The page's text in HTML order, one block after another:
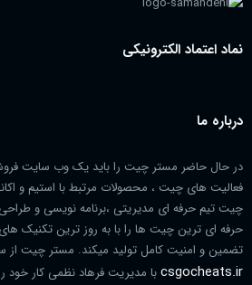
نماد اعتماد الکترونیکی
درباره ما
در حال حاضر مستر چیت را باید یک وب سایت
فعالیت های چیت ، محصولات مرتبط با استیم و
چیت تیم حرفه ای مدیریتی ،برنامه نویسی و
حرفه ای ترین چیت ها را با به روز ترین تکنیک
تضمین و امنیت کامل تولید میکند. مستر چیت از سال 96 با
csgocheats.irبا مدیریت فرهاد نظمی کار خود